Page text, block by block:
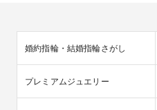
婚約指輪・結婚指輪さがし
プレミアムジュエリー